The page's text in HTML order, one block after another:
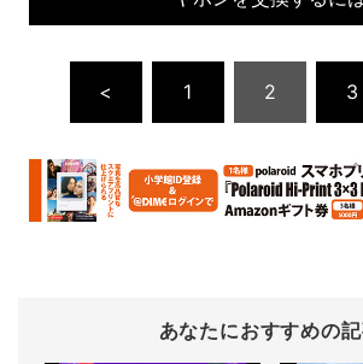
< 1 2 3
あなたにおすすめの